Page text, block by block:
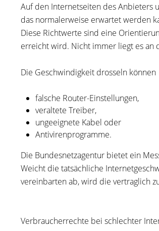
Auf den Internetseiten des Anbieters
das normalerweise erwartet werden
Diese Richtwerte sind eine
erreicht wird. Nicht immer liegt es an
Die Geschwindigkeit drosseln können
falsche Router-Einstellungen,
veraltete Treiber,
ungeeignete Kabel oder
Antivirenprogramme.
Die Bundesnetzagentur bietet ein
Weicht die tatsächliche
vereinbarten ab, wird die vertraglich
Verbraucherrechte bei schlechter